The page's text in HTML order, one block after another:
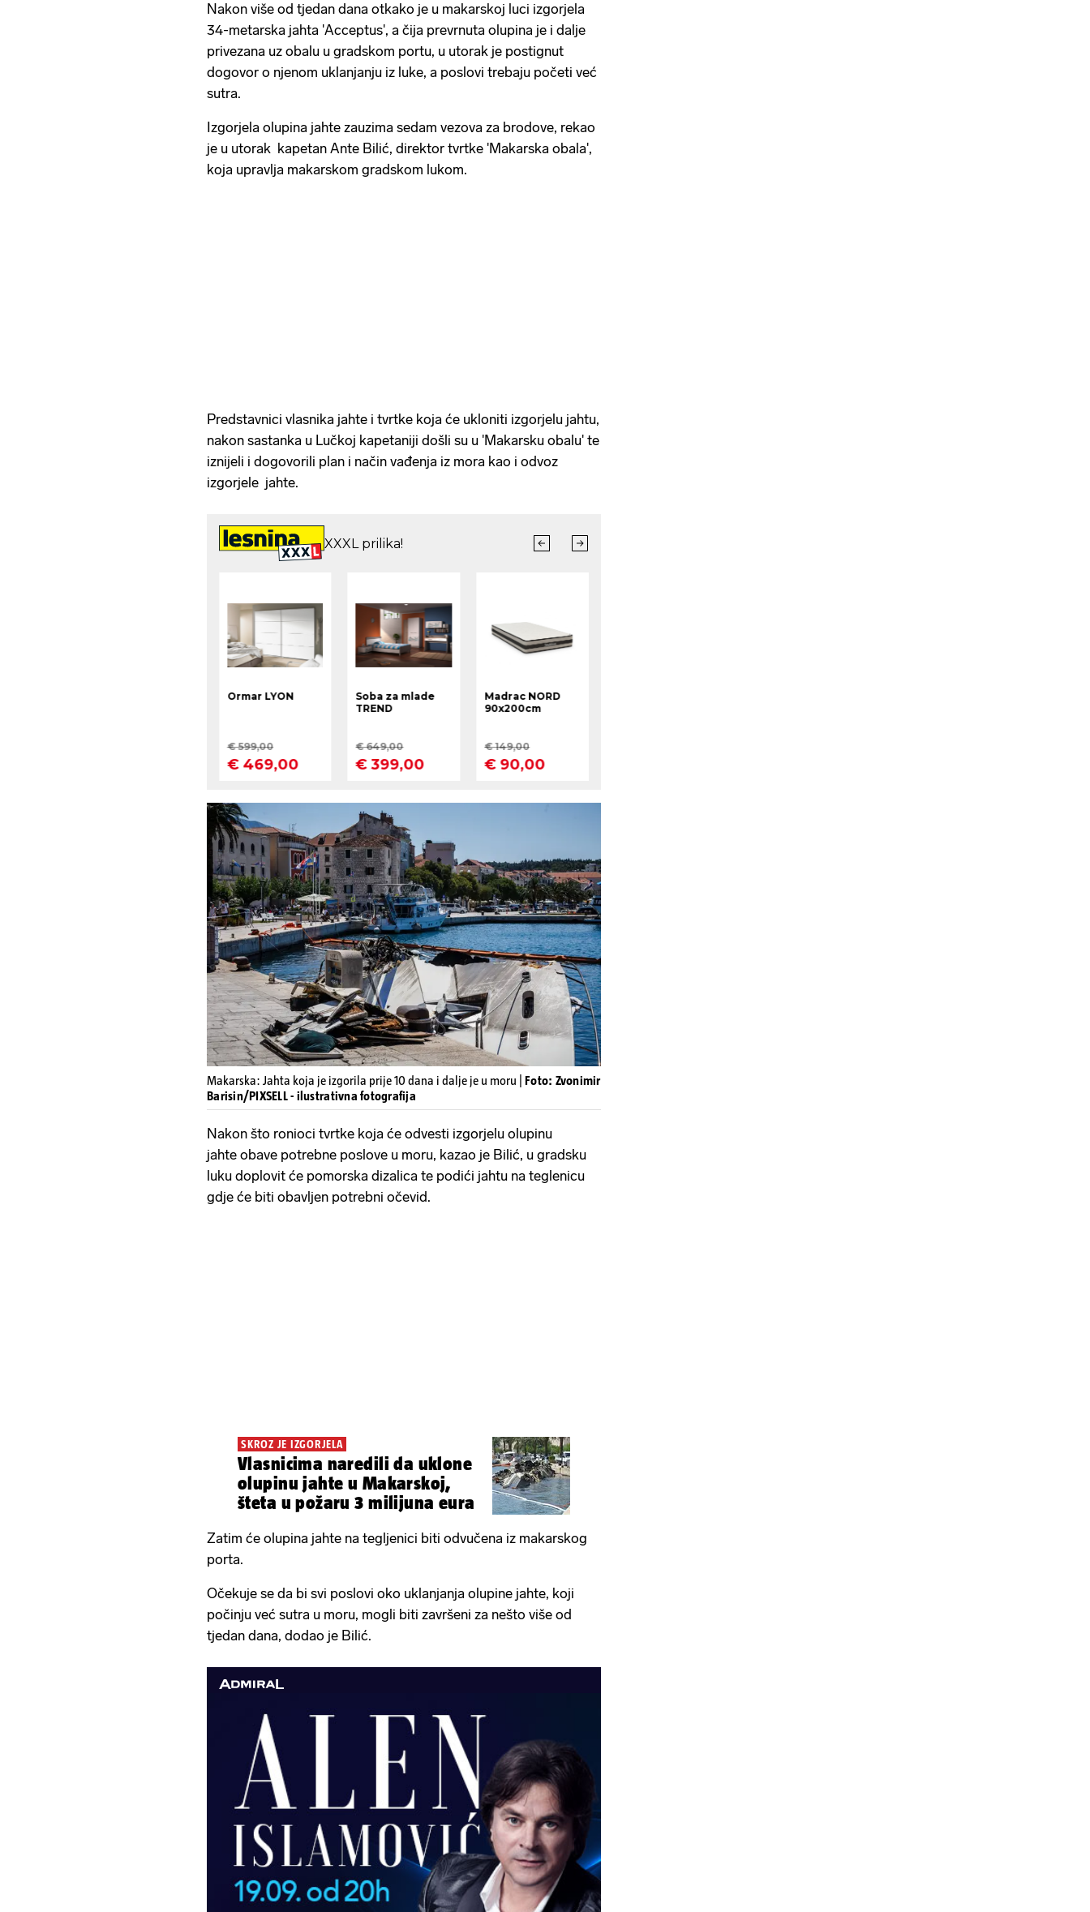
Nakon više od tjedan dana otkako je u makarskoj luci izgorjela
34-metarska jahta 'Acceptus', a čija prevrnuta olupina je i dalje
privezana uz obalu u gradskom portu, u utorak je postignut
dogovor o njenom uklanjanju iz luke, a poslovi trebaju početi već
sutra.
Izgorjela olupina jahte zauzima sedam vezova za brodove, rekao
je u utorak kapetan Ante Bilić, direktor tvrtke 'Makarska obala',
koja upravlja makarskom gradskom lukom.
Predstavnici vlasnika jahte i tvrtke koja će ukloniti izgorjelu jahtu,
nakon sastanka u Lučkoj kapetaniji došli su u 'Makarsku obalu' te
iznijeli i dogovorili plan i način vađenja iz mora kao i odvoz
izgorjele jahte.
Makarska: Jahta koja je izgorila prije 10 dana i dalje je u moru | Foto: Zvonimir
Barisin/PIXSELL - ilustrativna fotografija
Nakon što ronioci tvrtke koja će odvesti izgorjelu olupinu
jahte obave potrebne poslove u moru, kazao je Bilić, u gradsku
luku doplovit će pomorska dizalica te podići jahtu na teglenicu
gdje će biti obavljen potrebni očevid.
SKROZ JE IZGORJELA
Vlasnicima naredili da uklone
olupinu jahte u Makarskoj,
šteta u požaru 3 milijuna eura
Zatim će olupina jahte na tegljenici biti odvučena iz makarskog
porta.
Očekuje se da bi svi poslovi oko uklanjanja olupine jahte, koji
počinju već sutra u moru, mogli biti završeni za nešto više od
tjedan dana, dodao je Bilić.